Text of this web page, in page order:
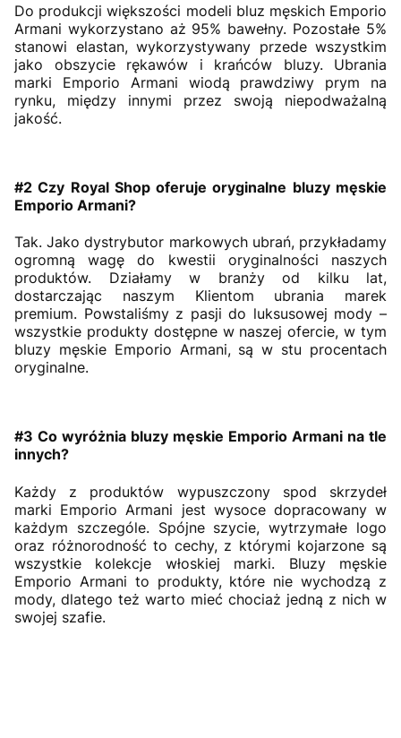
Do produkcji większości modeli bluz męskich Emporio
Armani wykorzystano aż 95% bawełny. Pozostałe 5%
stanowi elastan, wykorzystywany przede wszystkim
jako obszycie rękawów i krańców bluzy. Ubrania
marki Emporio Armani wiodą prawdziwy prym na
rynku, między innymi przez swoją niepodważalną
jakość.
#2 Czy Royal Shop oferuje oryginalne bluzy męskie
Emporio Armani?
Tak. Jako dystrybutor markowych ubrań, przykładamy
ogromną wagę do kwestii oryginalności naszych
produktów. Działamy w branży od kilku lat,
dostarczając naszym Klientom ubrania marek
premium. Powstaliśmy z pasji do luksusowej mody –
wszystkie produkty dostępne w naszej ofercie, w tym
bluzy męskie Emporio Armani, są w stu procentach
oryginalne.
#3 Co wyróżnia bluzy męskie Emporio Armani na tle
innych?
Każdy z produktów wypuszczony spod skrzydeł
marki Emporio Armani jest wysoce dopracowany w
każdym szczególe. Spójne szycie, wytrzymałe logo
oraz różnorodność to cechy, z którymi kojarzone są
wszystkie kolekcje włoskiej marki. Bluzy męskie
Emporio Armani to produkty, które nie wychodzą z
mody, dlatego też warto mieć chociaż jedną z nich w
swojej szafie.